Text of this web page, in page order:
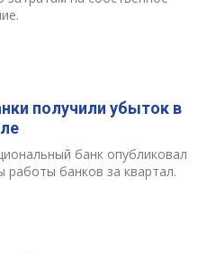
получили убыток в
банк опубликовал
работы банков за квартал.